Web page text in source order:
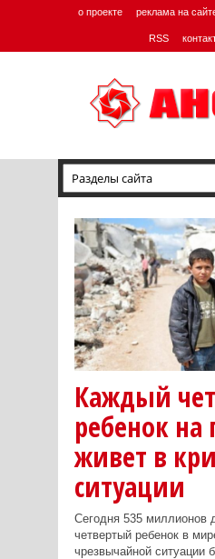
о проекте реклама на
RSS
Каждый
ребенок на
живет в
ситуации
Сегодня 535 миллионов
четвертый ребенок в
чрезвычайной ситуации